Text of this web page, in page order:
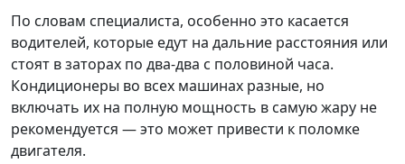
По словам специалиста, особенно это касается
водителей, которые едут на дальние расстояния или
стоят в заторах по два-два с половиной часа.
Кондиционеры во всех машинах разные, но
включать их на полную мощность в самую жару не
рекомендуется — это может привести к поломке
двигателя.